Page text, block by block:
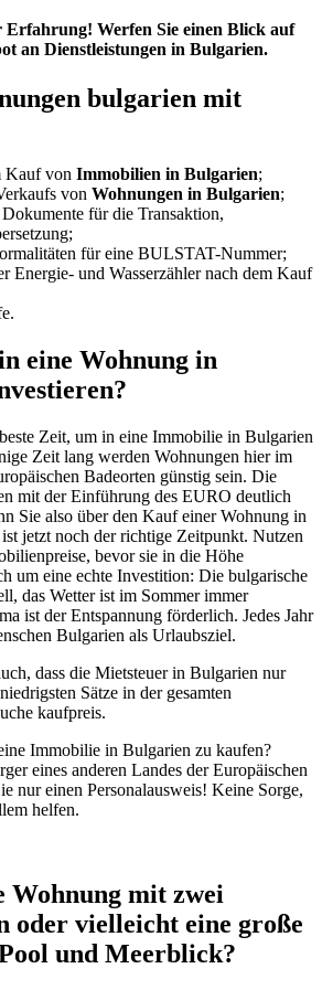
Erfahrung! Werfen Sie einen Blick auf
an Dienstleistungen in Bulgarien.
bulgarien mit
Kauf von Immobilien in Bulgarien;
von Wohnungen in Bulgarien;
für die Transaktion,
für eine BULSTAT-Nummer;
Energie- und Wasserzähler nach dem Kauf
eine Wohnung in
Zeit, um in eine Immobilie in Bulgarien
Zeit lang werden Wohnungen hier im
Badeorten günstig sein. Die
mit der Einführung des EURO deutlich
Sie also über den Kauf einer Wohnung in
jetzt noch der richtige Zeitpunkt. Nutzen
bevor sie in die Höhe
um eine echte Investition: Die bulgarische
das Wetter ist im Sommer immer
ist der Entspannung förderlich. Jedes Jahr
Bulgarien als Urlaubsziel.
dass die Mietsteuer in Bulgarien nur
Sätze in der gesamten
kaufpreis.
Immobilie in Bulgarien zu kaufen?
eines anderen Landes der Europäischen
nur einen Personalausweis! Keine Sorge,
helfen.
Wohnung mit zwei
oder vielleicht eine große
und Meerblick?